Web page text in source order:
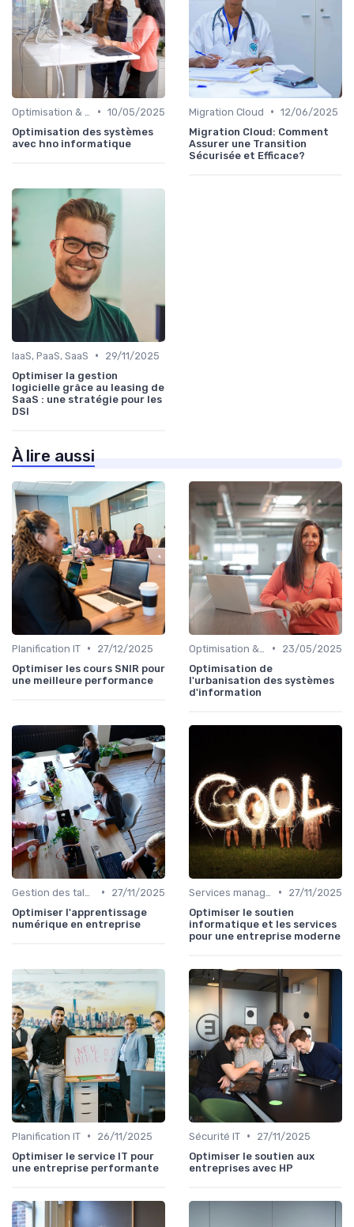
• 10/05/2025
Optimisation des systèmes
avec hno informatique
Migration Cloud • 12/06/2025
Migration Cloud: Comment
Assurer une Transition
Sécurisée et Efficace?
IaaS, PaaS, SaaS •
29/11/2025
Optimiser la gestion
logicielle grâce au leasing de
SaaS : une stratégie pour les
DSI
À lire aussi
Planification IT •
27/12/2025
Optimiser les cours SNIR pour
une meilleure performance
•
23/05/2025
Optimisation de
l'urbanisation des systèmes
d'information
•
27/11/2025
Optimiser l'apprentissage
numérique en entreprise
•
27/11/2025
Optimiser le soutien
informatique et les services
pour une entreprise moderne
Planification IT •
26/11/2025
Optimiser le service IT pour
une entreprise performante
Sécurité IT •
27/11/2025
Optimiser le soutien aux
entreprises avec HP